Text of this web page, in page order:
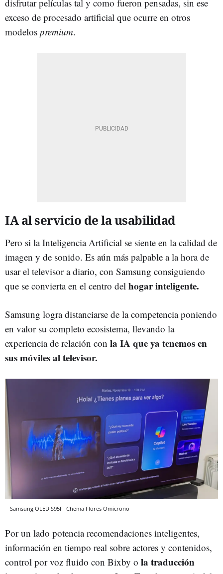
disfrutar películas tal y como fueron pensadas, sin ese
exceso de procesado artificial que ocurre en otros
modelos premium.
IA al servicio de la usabilidad​
Pero si la Inteligencia Artificial se siente en la calidad de
imagen y de sonido. Es aún más palpable a la hora de
usar el televisor a diario, con Samsung consiguiendo
que se convierta en el centro del hogar inteligente.
Samsung logra distanciarse de la competencia poniendo
en valor su completo ecosistema, llevando la
experiencia de relación con la IA que ya tenemos en
sus móviles al televisor.
Samsung OLED S95F Chema Flores Omicrono
Por un lado potencia recomendaciones inteligentes,
información en tiempo real sobre actores y contenidos,
control por voz fluido con Bixby o la traducción